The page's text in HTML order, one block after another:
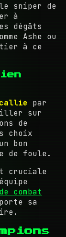
sniper de
à
dégâts
Ashe ou
à ce
par
sur
de
choix
bon
de foule.
cruciale
combat
sa